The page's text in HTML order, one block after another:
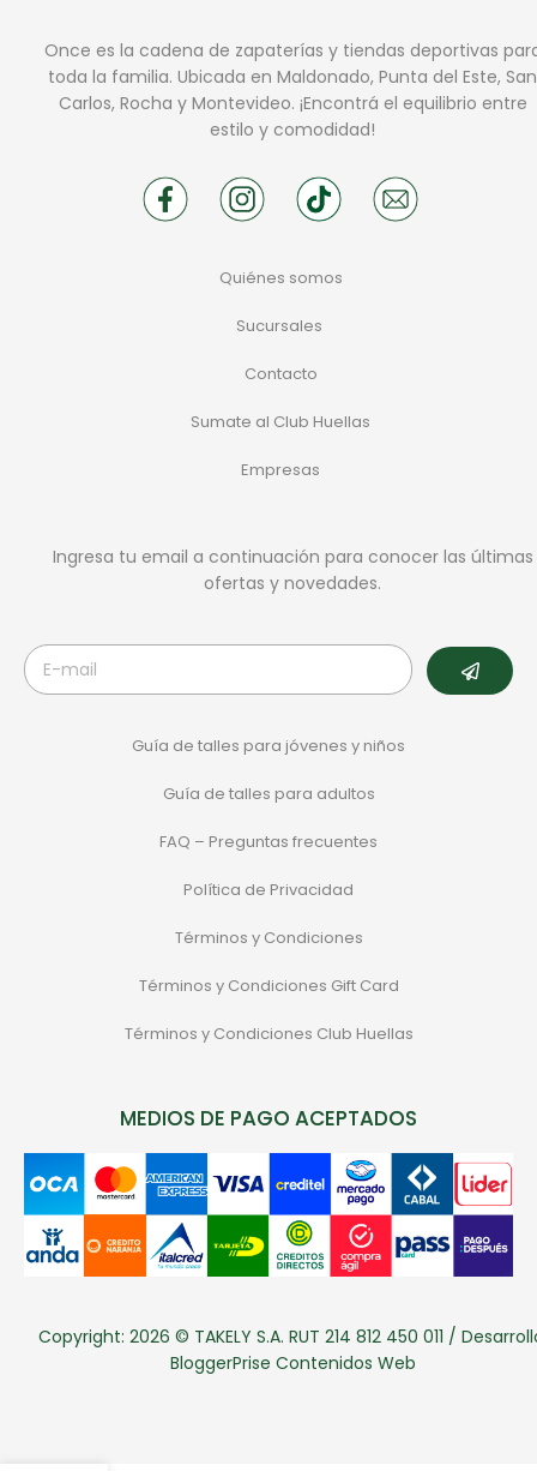
Once es la cadena de zapaterías y tiendas deportivas
toda la familia. Ubicada en Maldonado, Punta del Este, San
Carlos, Rocha y Montevideo. ¡Encontrá el equilibrio entre
estilo y comodidad!
Quiénes somos
Sucursales
Contacto
Sumate al Club Huellas
Empresas
Ingresa tu email a continuación para conocer las últimas
ofertas y novedades.
Guía de talles para jóvenes y niños
Guía de talles para adultos
FAQ – Preguntas frecuentes
Política de Privacidad
Términos y Condiciones
Términos y Condiciones Gift Card
Términos y Condiciones Club Huellas
MEDIOS DE PAGO ACEPTADOS
Copyright: 2026 © TAKELY S.A. RUT 214 812 450 011 /
BloggerPrise Contenidos Web